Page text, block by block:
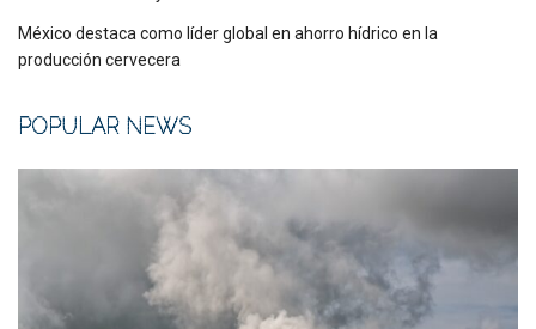
México destaca como líder global en ahorro hídrico en la
producción cervecera
POPULAR NEWS